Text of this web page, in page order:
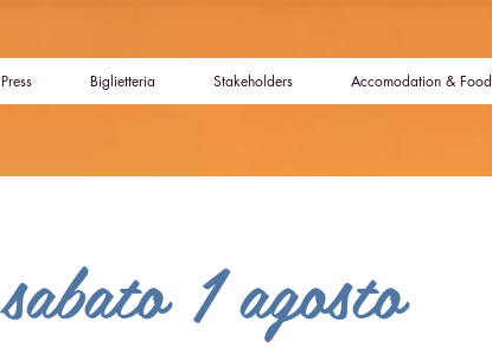
Press Biglietteria Stakeholders Accomodation & Food
sabato 1 agosto